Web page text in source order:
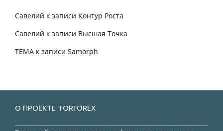
Савелий к записи Контур Роста
Савелий к записи Высшая Точка
TEMA к записи Samorph
О ПРОЕКТЕ TORFOREX